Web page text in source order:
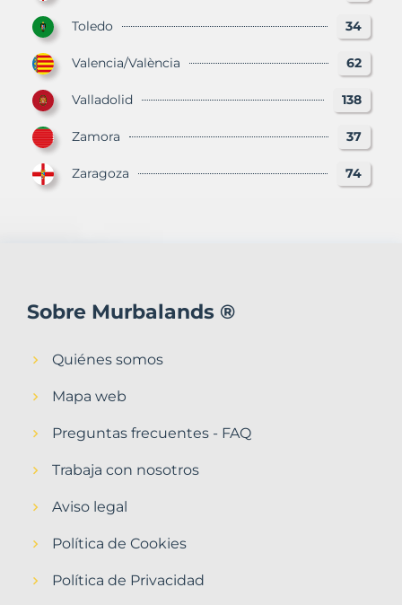
Toledo 34
Valencia/València 62
Valladolid 138
Zamora 37
Zaragoza 74
Sobre Murbalands ®
Quiénes somos
Mapa web
Preguntas frecuentes - FAQ
Trabaja con nosotros
Aviso legal
Política de Cookies
Política de Privacidad